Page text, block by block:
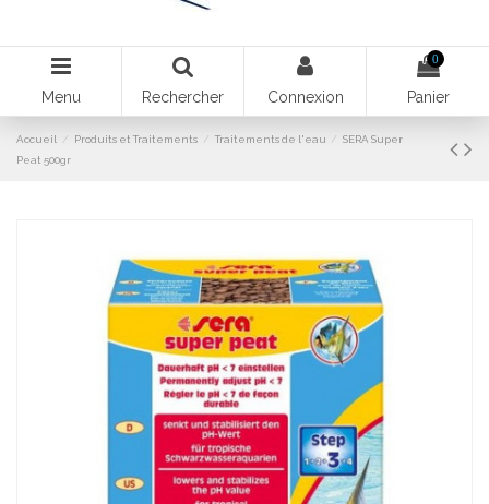
Menu Rechercher Connexion
0
Panier
Accueil Produits et Traitements Traitements de l'eau
SERA Super
Peat 500gr